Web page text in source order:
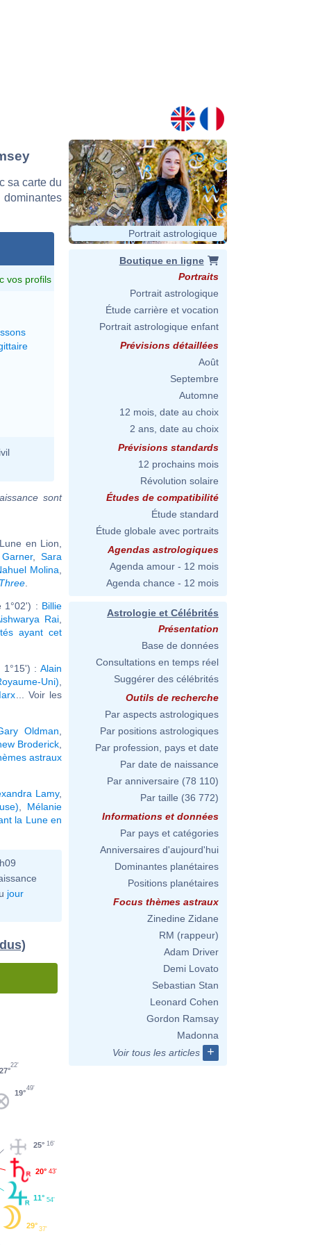
sa carte du
vos profils
sont
en Lion,
, Sara
Molina
1°02') : Billie
Rai
ayant cet
: Alain
Uni)
... Voir les
Oldman
Broderick
astraux
Lamy,
Mélanie
la Lune en
jour
20° 43'
25° 16'
19°
49'
27°
22'
29° 37'
11° 54'
Portrait astrologique
Boutique en ligne
Portraits
Portrait astrologique
Étude carrière et vocation
Portrait astrologique enfant
Prévisions détaillées
Août
Septembre
Automne
12 mois, date au choix
2 ans, date au choix
Prévisions standards
12 prochains mois
Révolution solaire
Études de compatibilité
Étude standard
Étude globale avec portraits
Agendas astrologiques
Agenda amour - 12 mois
Agenda chance - 12 mois
Astrologie et Célébrités
Présentation
Base de données
Consultations en temps réel
Suggérer des célébrités
Outils de recherche
Par aspects astrologiques
Par positions astrologiques
Par profession, pays et date
Par date de naissance
Par anniversaire (78 110)
Par taille (36 772)
Informations et données
Par pays et catégories
Anniversaires d'aujourd'hui
Dominantes planétaires
Positions planétaires
Focus thèmes astraux
Zinedine Zidane
RM (rappeur)
Adam Driver
Demi Lovato
Sebastian Stan
Leonard Cohen
Gordon Ramsay
Madonna
Voir tous les articles
+